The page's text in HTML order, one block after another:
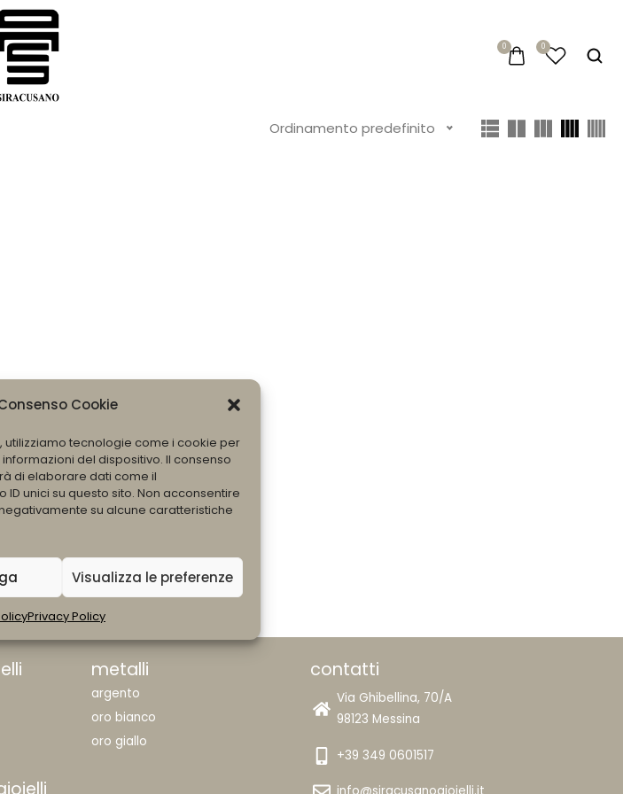
Cookie
utilizziamo tecnologie come i cookie per
del dispositivo. Il consenso
di elaborare dati come il
unici su questo sito. Non acconsentire
su alcune caratteristiche
Visualizza le preferenze
Privacy Policy
0 0
Ordinamento predefinito
Loaded
metalli
argento
oro bianco
oro giallo
contatti
Via Ghibellina, 70/A
98123 Messina
+39 349 0601517